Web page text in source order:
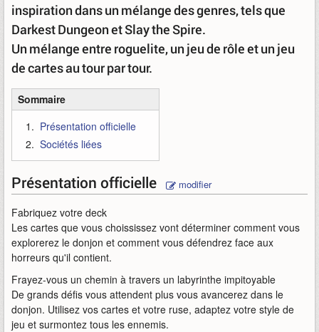
inspiration dans un mélange des genres, tels que
Darkest Dungeon et Slay the Spire.
Un mélange entre roguelite, un jeu de rôle et un jeu
de cartes au tour par tour.
Sommaire
Présentation officielle
Sociétés liées
Présentation officielle modifier
Fabriquez votre deck
Les cartes que vous choississez vont déterminer comment vous
explorerez le donjon et comment vous défendrez face aux
horreurs qu'il contient.
Frayez-vous un chemin à travers un labyrinthe impitoyable
De grands défis vous attendent plus vous avancerez dans le
donjon. Utilisez vos cartes et votre ruse, adaptez votre style de
jeu et surmontez tous les ennemis.